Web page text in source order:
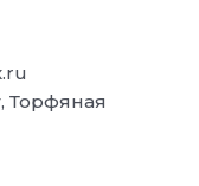
Торфяная